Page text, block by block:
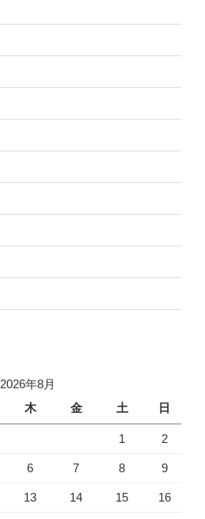
2026年8月
木 金 土 日
1 2
6 7 8 9
13 14 15 16